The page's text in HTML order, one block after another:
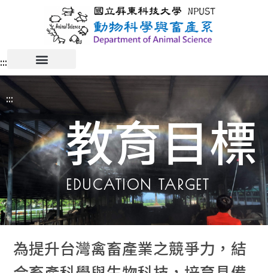
:::
:::
教育目標
EDUCATION TARGET
為提升台灣禽畜產業之競爭力，結